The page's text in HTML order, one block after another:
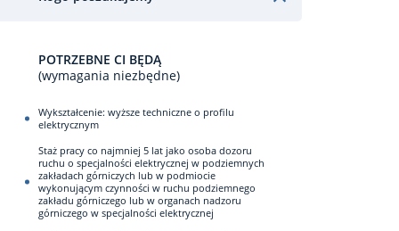
POTRZEBNE CI BĘDĄ
(wymagania niezbędne)
Wykształcenie: wyższe techniczne o profilu
elektrycznym
Staż pracy co najmniej 5 lat jako osoba dozoru
ruchu o specjalności elektrycznej w podziemnych
zakładach górniczych lub w podmiocie
wykonującym czynności w ruchu podziemnego
zakładu górniczego lub w organach nadzoru
górniczego w specjalności elektrycznej